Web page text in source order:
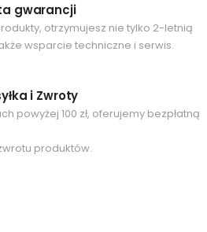
gwarancji
otrzymujesz nie tylko 2-letnią
wsparcie techniczne i serwis.
i Zwroty
powyżej 100 zł, oferujemy bezpłatną
produktów.